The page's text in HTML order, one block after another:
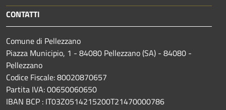
CONTATTI
Comune di Pellezzano
Piazza Municipio, 1 - 84080 Pellezzano (SA) - 84080 -
Pellezzano
Codice Fiscale: 80020870657
Partita IVA: 00650060650
IBAN BCP : IT03Z0514215200T21470000786